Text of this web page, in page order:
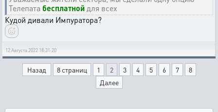
Телепата бесплатной для всех
Кудой дивали Импуратора?
12 Августа 2022 18:31:20
Назад 8 страниц 1 2 3 4 5 6 7
8
Далее